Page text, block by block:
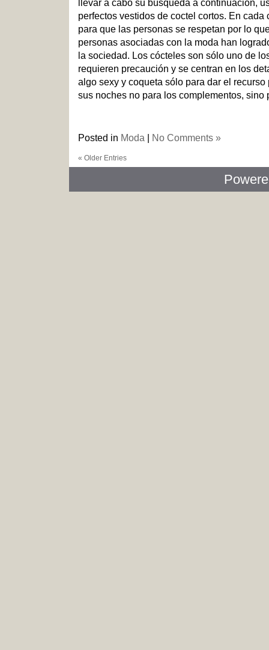
llevar a cabo su búsqueda a continuación,
perfectos vestidos de coctel cortos. En cada
para que las personas se respetan por lo
personas asociadas con la moda han
la sociedad. Los cócteles son sólo uno de
requieren precaución y se centran en los
algo sexy y coqueta sólo para dar el
sus noches no para los complementos, sino
Posted in Moda No Comments »
« Older Entries